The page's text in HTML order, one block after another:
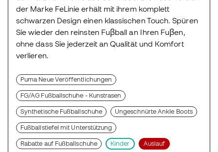
der Marke FeLinie erhält mit ihrem komplett
schwarzen Design einen klassischen Touch. Spüren
Sie wieder den reinsten Fuβball an Ihren Fuβen,
ohne dass Sie jederzeit an Qualität und Komfort
verlieren.
Puma Neue Veröffentlichungen
FG/AG Fußballschuhe - Kunstrasen
Synthetische Fußballschuhe Ungeschnürte Ankle Boots
Fußballstiefel mit Unterstützung
Rabatte auf Fußballschuhe Kinder Auslauf